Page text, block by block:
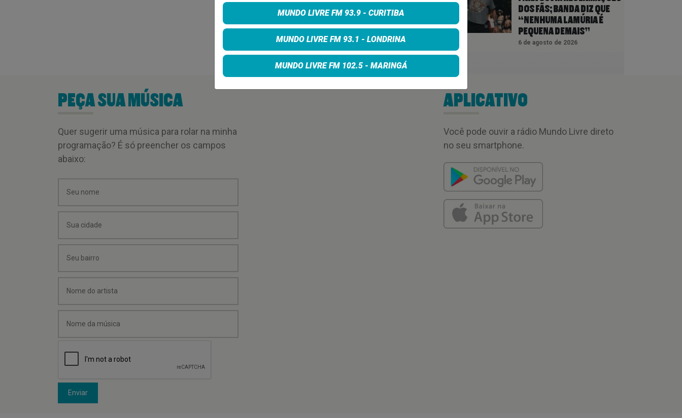
DOS FÃS; BANDA DIZ QUE
“NENHUMA LAMÚRIA É
PEQUENA DEMAIS”
6 de agosto de 2026
PEÇA SUA MÚSICA
Quer sugerir uma música para rolar na minha
programação? É só preencher os campos
abaixo:
Enviar
APLICATIVO
Você pode ouvir a rádio Mundo Livre direto
no seu smartphone.
MUNDO LIVRE FM 93.9 - CURITIBA
MUNDO LIVRE FM 93.1 - LONDRINA
MUNDO LIVRE FM 102.5 - MARINGÁ